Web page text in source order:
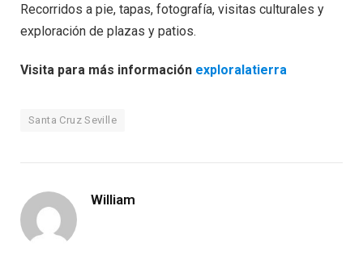
Recorridos a pie, tapas, fotografía, visitas culturales y
exploración de plazas y patios.
Visita para más información exploralatierra
Santa Cruz Seville
William